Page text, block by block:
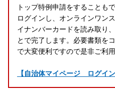
トップ特例申請をすることも
ログインし、オンラインワン
イナンバーカードを読み取り
とで完了します。必要書類を
で大変便利ですので是非ご利用
【自治体マイページ ログイン